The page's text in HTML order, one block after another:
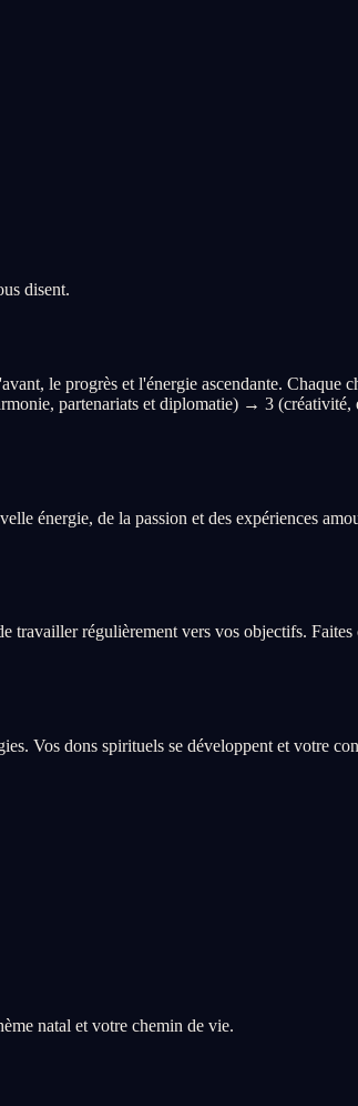
disent.
le progrès et l'énergie ascendante. Chaque
partenariats et diplomatie) → 3 (créativité,
énergie, de la passion et des expériences
travailler régulièrement vers vos objectifs.
Vos dons spirituels se développent et votre
natal et votre chemin de vie.